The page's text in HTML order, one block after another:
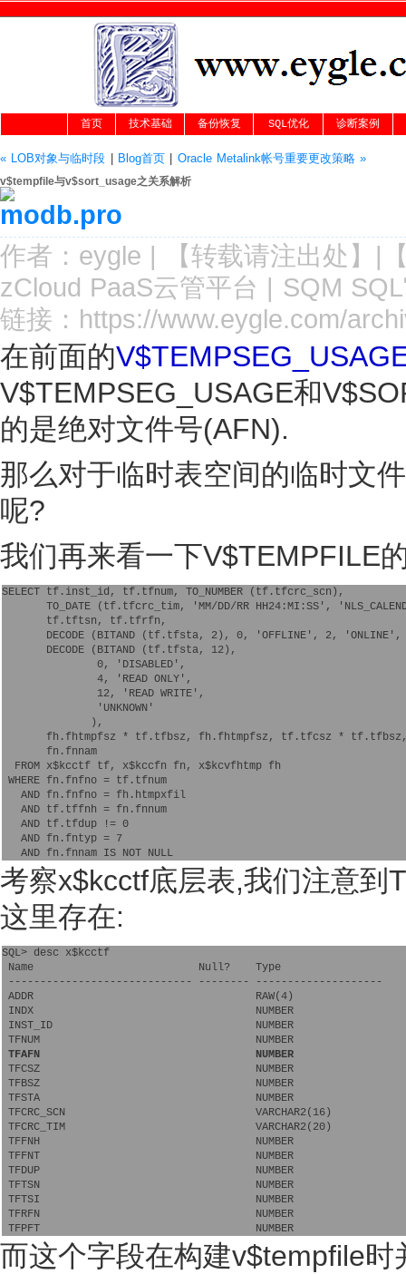
首页 技术基础 备份恢复 SQL优化 诊断案例
« LOB对象与临时段 Blog首页| Oracle Metalink帐号重要更改策略 »
v$tempfile与v$sort_usage之关系解析
作者： eygle | 【转载请注出处 】|
zCloud PaaS云管平台 | SQM
链接： https://www.eygle.com/
在前面的
V$TEMPSEG_USAGE和
的是绝对文件号(AFN).
那么对于临时表空间的临时文
呢?
我们再来看一下V$TEMPFILE
SELECT tf.inst_id, tf.tfnum, TO_NUMBER (tf.tfcrc_scn),
TO_DATE (tf.tfcrc_tim, 'MM/DD/RR HH24:MI:SS',
tf.tftsn, tf.tfrfn,
DECODE (BITAND (tf.tfsta, 2), 0, 'OFFLINE', 2, 'ONLINE',
DECODE (BITAND (tf.tfsta, 12),
0, 'DISABLED',
4, 'READ ONLY',
12, 'READ WRITE',
'UNKNOWN'
),
fh.fhtmpfsz * tf.tfbsz, fh.fhtmpfsz, tf.tfcsz *
fn.fnnam
FROM x$kcctf tf, x$kccfn fn, x$kcvfhtmp fh
WHERE fn.fnfno = tf.tfnum
AND fn.fnfno = fh.htmpxfil
AND tf.tffnh = fn.fnnum
AND tf.tfdup != 0
AND fn.fntyp = 7
AND fn.fnnam IS NOT NULL
考察x$kcctf底层表,我们注意
这里存在:
SQL> desc x$kcctf
Name                          Null?    Type
----------------------------- -------- --------------------
ADDR                                   RAW(4)
INDX                                   NUMBER
INST_ID                                NUMBER
TFNUM                                  NUMBER
TFAFN                                  NUMBER
TFCSZ                                  NUMBER
TFBSZ                                  NUMBER
TFSTA                                  NUMBER
TFCRC_SCN                              VARCHAR2(16)
TFCRC_TIM                              VARCHAR2(20)
TFFNH                                  NUMBER
TFFNT                                  NUMBER
TFDUP                                  NUMBER
TFTSN                                  NUMBER
TFTSI                                  NUMBER
TFRFN                                  NUMBER
TFPFT                                  NUMBER
而这个字段在构建v$tempfile